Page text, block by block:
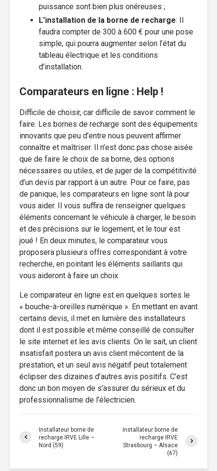
puissance sont bien plus onéreuses ;
L’installation de la borne de recharge: Il
faudra compter de 300 à 600 € pour une pose
simple, qui pourra augmenter selon l’état du
tableau électrique et les conditions
d’installation.
Comparateurs en ligne : Help !
Difficile de choisir, car difficile de savoir comment le
faire. Les bornes de recharge sont des équipements
innovants que peu d’entre nous peuvent affirmer
connaître et maîtriser. Il n’est donc pas chose aisée
que de faire le choix de sa borne, des options
nécessaires ou utiles, et de juger de la compétitivité
d’un devis par rapport à un autre. Pour ce faire, pas
de panique, les comparateurs en ligne sont là pour
vous aider. Il vous suffira de renseigner quelques
éléments concernant le véhicule à charger, le besoin
et des précisions sur le logement, et le tour est
joué ! En deux minutes, le comparateur vous
proposera plusieurs offres correspondant à votre
recherche, en pointant les éléments saillants qui
vous aideront à faire un choix.
Le comparateur en ligne est en quelques sortes le
« bouche-à-oreilles numérique ». En mettant en avant
certains devis, il met en lumière des installateurs
dont il est possible et même conseillé de consulter
le site internet et les avis clients. On le sait, un client
insatisfait postera un avis client mécontent de la
prestation, et un seul avis négatif peut totalement
éclipser des dizaines d’autres avis positifs. C’est
donc un bon moyen de s’assurer du sérieux et du
professionnalisme de l’électricien.
Installateur borne de
recharge IRVE Lille –
Nord (59)
Installateur borne de
recharge IRVE
Strasbourg – Alsace
(67)